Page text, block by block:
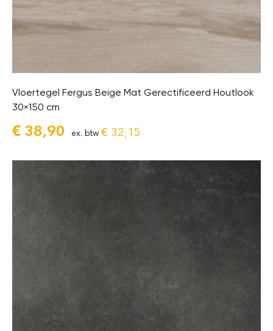
Vloertegel Fergus Beige Mat Gerectificeerd Houtlook
30×150 cm
€ 38,90 ex. btw € 32,15